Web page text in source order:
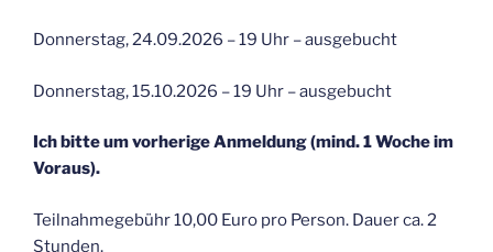
Donnerstag, 24.09.2026 – 19 Uhr – ausgebucht
Donnerstag, 15.10.2026 – 19 Uhr – ausgebucht
Ich bitte um vorherige Anmeldung (mind. 1 Woche im
Voraus).
Teilnahmegebühr 10,00 Euro pro Person. Dauer ca. 2
Stunden.